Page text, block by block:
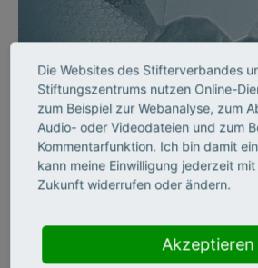
Vielfalt an
Die Websites des Stifterverbandes
Stiftungszentrums nutzen Online-
zum Beispiel zur Webanalyse, zum
Audio- oder Videodateien und zum
Kommentarfunktion. Ich bin damit
kann meine Einwilligung jederzeit
Zukunft widerrufen oder ändern.
Akzeptieren